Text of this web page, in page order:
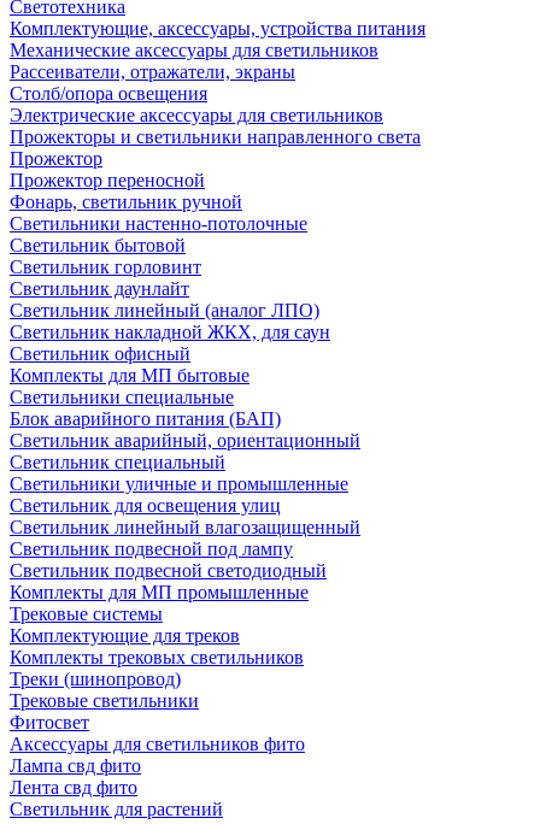
Светотехника
Комплектующие, аксессуары, устройства питания
Механические аксессуары для светильников
Рассеиватели, отражатели, экраны
Столб/опора освещения
Электрические аксессуары для светильников
Прожекторы и светильники направленного света
Прожектор
Прожектор переносной
Фонарь, светильник ручной
Светильники настенно-потолочные
Светильник бытовой
Светильник горловинт
Светильник даунлайт
Светильник линейный (аналог ЛПО)
Светильник накладной ЖКХ, для саун
Светильник офисный
Комплекты для МП бытовые
Светильники специальные
Блок аварийного питания (БАП)
Светильник аварийный, ориентационный
Светильник специальный
Светильники уличные и промышленные
Светильник для освещения улиц
Светильник линейный влагозащищенный
Светильник подвесной под лампу
Светильник подвесной светодиодный
Комплекты для МП промышленные
Трековые системы
Комплектующие для треков
Комплекты трековых светильников
Треки (шинопровод)
Трековые светильники
Фитосвет
Аксессуары для светильников фито
Лампа свд фито
Лента свд фито
Светильник для растений